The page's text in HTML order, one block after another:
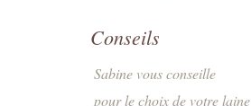
Conseils
Sabine vous conseille
pour le choix de votre laine